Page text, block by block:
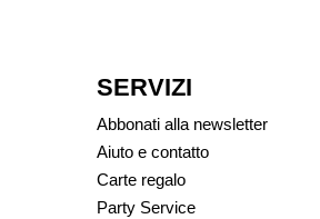
SERVIZI
Abbonati alla newsletter
Aiuto e contatto
Carte regalo
Party Service